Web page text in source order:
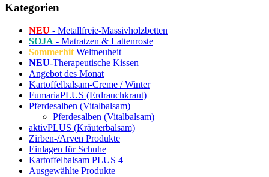
Kategorien
NEU - Metallfreie-Massivholzbetten
SOJA - Matratzen & Lattenroste
Sommerhit Weltneuheit
NEU-Therapeutische Kissen
Angebot des Monat
Kartoffelbalsam-Creme / Winter
FumariaPLUS (Erdrauchkraut)
Pferdesalben (Vitalbalsam)
Pferdesalben (Vitalbalsam)
aktivPLUS (Kräuterbalsam)
Zirben-/Arven Produkte
Einlagen für Schuhe
Kartoffelbalsam PLUS 4
Ausgewählte Produkte